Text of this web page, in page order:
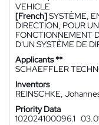
VEHICLE
[French]SYSTÈME,
DIRECTION, POUR
FONCTIONNEMENT
D'UN SYSTÈME DE
Applicants **
SCHAEFFLER
Inventors
REINSCHKE,
Priority Data
102024100096.1